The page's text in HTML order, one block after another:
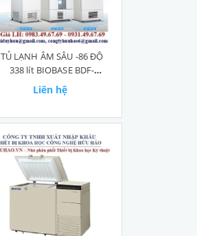
TỦ LẠNH ÂM SÂU -86 ĐỘ
338 lít BIOBASE BDF-
86V338
Liên hệ